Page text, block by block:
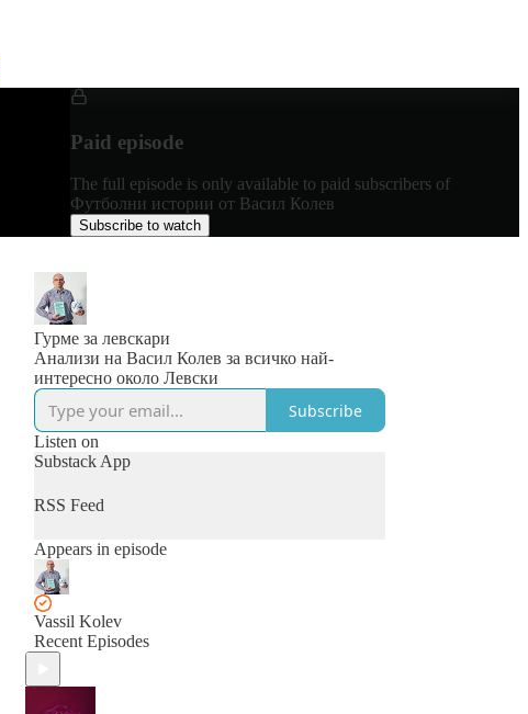
Paid episode
The full episode is only available to paid subscribers of
Футболни истории от Васил Колев
Subscribe to watch
Гурме за левскари
Анализи на Васил Колев за всичко най-
интересно около Левски
Subscribe
Listen on
Substack App
RSS Feed
Appears in episode
Vassil Kolev
Recent Episodes